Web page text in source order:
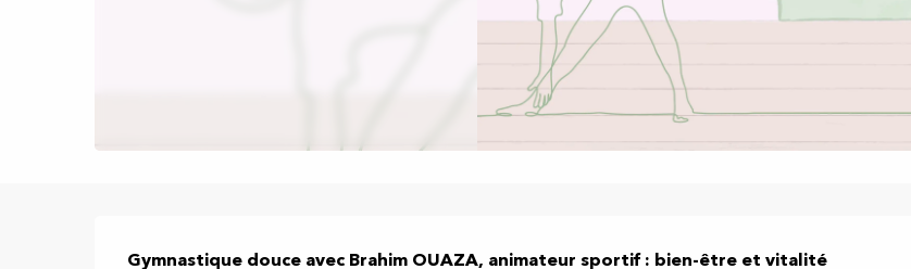
Description
Gymnastique douce avec Brahim OUAZA, animateur sportif : bien-être et vitalité